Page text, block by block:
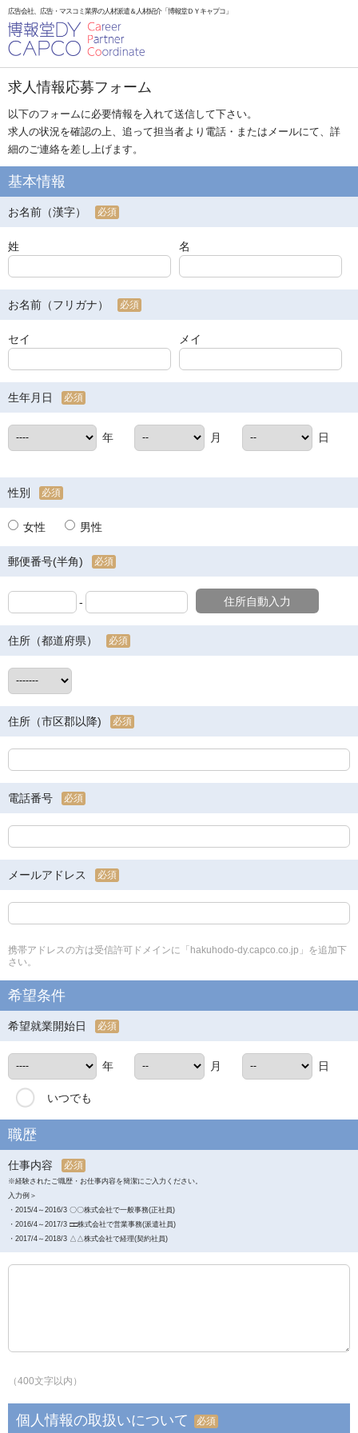
広告会社、広告・マスコミ業界の人材派遣＆人材紹介「博報堂ＤＹキャプコ」
求人情報応募フォーム
以下のフォームに必要情報を入れて送信して下さい。
求人の状況を確認の上、追って担当者より電話・またはメールにて、詳
細のご連絡を差し上げます。
基本情報
お名前（漢字） 必須
姓 名
お名前（フリガナ） 必須
セイ メイ
生年月日 必須
年 月 日
性別 必須
女性 男性
郵便番号(半角) 必須
- 住所自動入力
住所（都道府県） 必須
住所（市区郡以降) 必須
電話番号 必須
メールアドレス 必須
携帯アドレスの方は受信許可ドメインに「hakuhodo-dy.capco.co.jp」を追加下
さい。
希望条件
希望就業開始日 必須
年 月 日
いつでも
職歴
仕事内容 必須
※経験されたご職歴・お仕事内容を簡潔にご入力ください。
入力例＞
・2015/4～2016/3 〇〇株式会社で一般事務(正社員)
・2016/4～2017/3 □□株式会社で営業事務(派遣社員)
・2017/4～2018/3 △△株式会社で経理(契約社員)
（400文字以内）
個人情報の取扱いについて 必須